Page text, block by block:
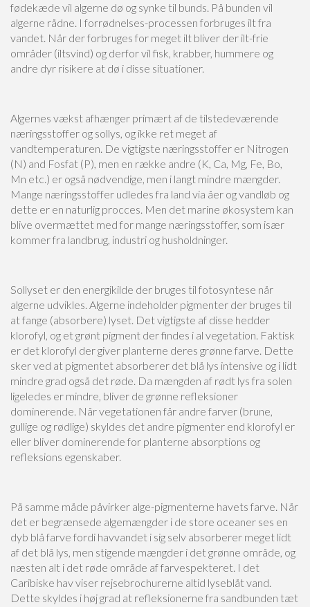
fødekæde vil algerne dø og synke til bunds. På bunden vil
algerne rådne. I forrødnelses-processen forbruges ilt fra
vandet. Når der forbruges for meget ilt bliver der ilt-frie
områder (iltsvind) og derfor vil fisk, krabber, hummere og
andre dyr risikere at dø i disse situationer.
Algernes vækst afhænger primært af de tilstedeværende
næringsstoffer og sollys, og ikke ret meget af
vandtemperaturen. De vigtigste næringsstoffer er Nitrogen
(N) and Fosfat (P), men en række andre (K, Ca, Mg, Fe, Bo,
Mn etc.) er også nødvendige, men i langt mindre mængder.
Mange næringsstoffer udledes fra land via åer og vandløb og
dette er en naturlig procces. Men det marine økosystem kan
blive overmættet med for mange næringsstoffer, som især
kommer fra landbrug, industri og husholdninger.
Sollyset er den energikilde der bruges til fotosyntese når
algerne udvikles. Algerne indeholder pigmenter der bruges til
at fange (absorbere) lyset. Det vigtigste af disse hedder
klorofyl, og et grønt pigment der findes i al vegetation. Faktisk
er det klorofyl der giver planterne deres grønne farve. Dette
sker ved at pigmentet absorberer det blå lys intensive og i lidt
mindre grad også det røde. Da mængden af rødt lys fra solen
ligeledes er mindre, bliver de grønne refleksioner
dominerende. Når vegetationen får andre farver (brune,
gullige og rødlige) skyldes det andre pigmenter end klorofyl er
eller bliver dominerende for planterne absorptions og
refleksions egenskaber.
På samme måde påvirker alge-pigmenterne havets farve. Når
det er begrænsede algemængder i de store oceaner ses en
dyb blå farve fordi havvandet i sig selv absorberer meget lidt
af det blå lys, men stigende mængder i det grønne område, og
næsten alt i det røde område af farvespekteret. I det
Caribiske hav viser rejsebrochurerne altid lyseblåt vand.
Dette skyldes i høj grad at refleksionerne fra sandbunden tæt